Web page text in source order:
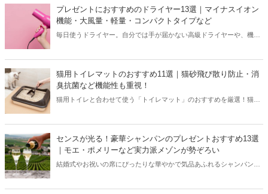
途やイメージに合わせて選ぶことができます。ワニロ式、クリップ、
タイタック式などさまざまなタイプのネクタイピンをご紹介するの
で、ギフト選びの参考にしてみてくださいね。
プレゼントにおすすめのドライヤー13選｜マイナスイオン
機能・大風量・軽量・コンパクトタイプなど
毎日使うドライヤー。自分では手が届かない高級ドライヤーや、機能
ご紹介します。 男性も女性も、髪は美しく艶やかに保ちたいもの。
ドライヤーを使う時間が楽しくなるような、とっておきの商品をご紹
介します！ぜひ、ギフト選びの参考にしてください。
猫用トイレマットのおすすめ11選｜猫砂飛び散り防止・消
臭抗菌など機能性も重視！
猫用トイレと合わせて使う「トイレマット」のおすすめを厳選！猫砂
にもなるおしゃれなデザインや折りたたみ式などさまざまな種類を選
んだので、愛猫にぴったりなトイレマットを見つけてみてください
ね。
センスが光る！豪華シャンパンのプレゼントおすすめ13選
｜モエ・ポメリーなど実力派メゾンが勢ぞろい
結婚式やお祝いの席にぴったりな華やかで気品あふれるシャンパン。